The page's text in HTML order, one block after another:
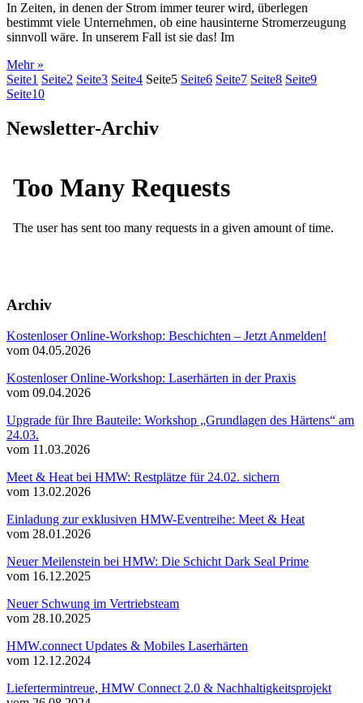
In Zeiten, in denen der Strom immer teurer wird, überlegen
bestimmt viele Unternehmen, ob eine hausinterne Stromerzeugung
sinnvoll wäre. In unserem Fall ist sie das! Im
Mehr »
Seite1 Seite2 Seite3 Seite4 Seite5 Seite6 Seite7 Seite8 Seite9
Seite10
Newsletter-Archiv
Archiv
Kostenloser Online-Workshop: Beschichten – Jetzt Anmelden!
vom 04.05.2026
Kostenloser Online-Workshop: Laserhärten in der Praxis
vom 09.04.2026
Upgrade für Ihre Bauteile: Workshop „Grundlagen des Härtens“ am
24.03.
vom 11.03.2026
Meet & Heat bei HMW: Restplätze für 24.02. sichern
vom 13.02.2026
Einladung zur exklusiven HMW-Eventreihe: Meet & Heat
vom 28.01.2026
Neuer Meilenstein bei HMW: Die Schicht Dark Seal Prime
vom 16.12.2025
Neuer Schwung im Vertriebsteam
vom 28.10.2025
HMW.connect Updates & Mobiles Laserhärten
vom 12.12.2024
Liefertermintreue, HMW Connect 2.0 & Nachhaltigkeitsprojekt